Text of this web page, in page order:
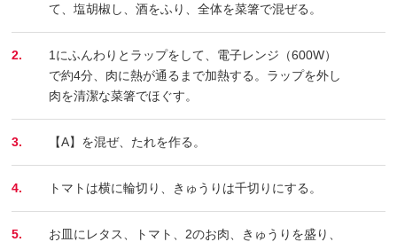
て、塩胡椒し、酒をふり、全体を菜箸で混ぜる。
2.
1にふんわりとラップをして、電子レンジ（600W）
で約4分、肉に熱が通るまで加熱する。ラップを外し
肉を清潔な菜箸でほぐす。
3. 【A】を混ぜ、たれを作る。
4. トマトは横に輪切り、きゅうりは千切りにする。
5.
お皿にレタス、トマト、2のお肉、きゅうりを盛り、